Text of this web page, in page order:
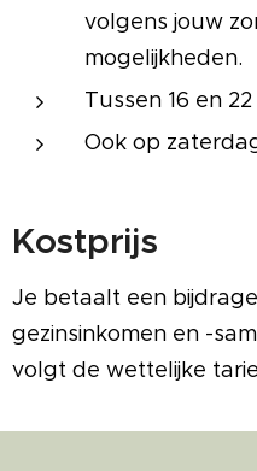
volgens jouw
mogelijkheden.
Tussen 16 en
Ook op
Kostprijs
Je betaalt een
gezinsinkomen en -
volgt de wettelijke